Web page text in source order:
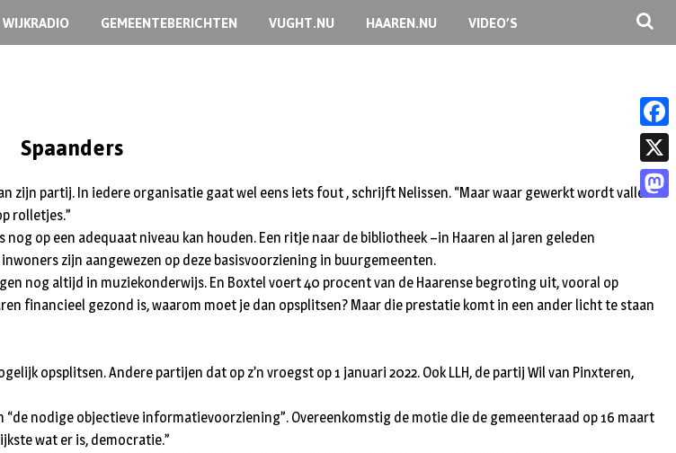
WIJKRADIO GEMEENTEBERICHTEN VUGHT.NU HAAREN.NU VIDEO’S
Spaanders
zijn partij. In iedere organisatie gaat wel eens iets fout , schrijft Nelissen. “Maar waar gewerkt wordt vallen
rolletjes.”
op een adequaat niveau kan houden. Een ritje naar de bibliotheek –in Haaren al jaren geleden
zijn aangewezen op deze basisvoorziening in buurgemeenten.
nog altijd in muziekonderwijs. En Boxtel voert 40 procent van de Haarense begroting uit, vooral op
financieel gezond is, waarom moet je dan opsplitsen? Maar die prestatie komt in een ander licht te staan
opsplitsen. Andere partijen dat op z’n vroegst op 1 januari 2022. Ook LLH, de partij Wil van Pinxteren,
nodige objectieve informatievoorziening”. Overeenkomstig de motie die de gemeenteraad op 16 maart
wat er is, democratie.”
F
a
c
o
X
t
n